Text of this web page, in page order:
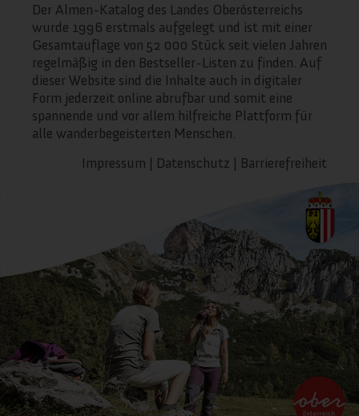
Der Almen-Katalog des Landes Oberösterreichs
wurde 1996 erstmals aufgelegt und ist mit einer
Gesamtauflage von 52 000 Stück seit vielen Jahren
regelmäßig in den Bestseller-Listen zu finden. Auf
dieser Website sind die Inhalte auch in digitaler
Form jederzeit online abrufbar und somit eine
spannende und vor allem hilfreiche Plattform für
alle wanderbegeisterten Menschen.
Impressum | Datenschutz | Barrierefreiheit